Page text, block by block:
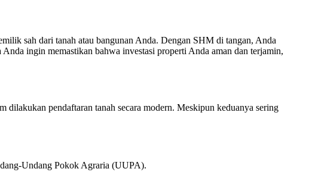
sah dari tanah atau bangunan Anda. Dengan SHM di tangan, Anda
Anda ingin memastikan bahwa investasi properti Anda aman dan terjamin,
pendaftaran tanah secara modern. Meskipun keduanya sering
Undang Pokok Agraria (UUPA).